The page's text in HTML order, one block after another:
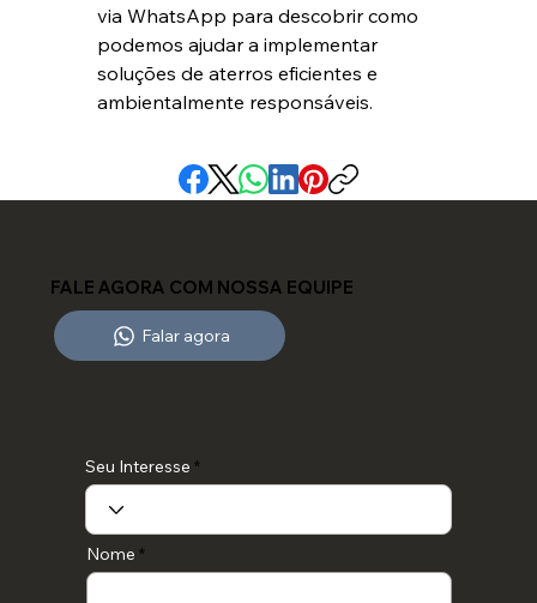
via WhatsApp para descobrir como
podemos ajudar a implementar
soluções de aterros eficientes e
ambientalmente responsáveis.
FALE AGORA COM NOSSA EQUIPE
Falar agora
Seu Interesse
Nome